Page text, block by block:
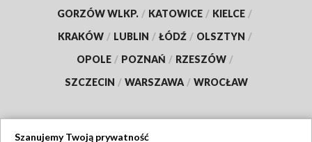
GORZÓW WLKP. / KATOWICE / KIELCE /
KRAKÓW / LUBLIN / ŁÓDŹ / OLSZTYN /
OPOLE / POZNAŃ / RZESZÓW /
SZCZECIN / WARSZAWA / WROCŁAW
Szanujemy Twoją prywatność